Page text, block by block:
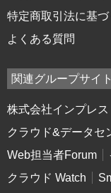
特定商取引法に基
よくある質問
関連グループサイト
株式会社インプレス
クラウド&データセ
Web担当者Forum
クラウド Watch